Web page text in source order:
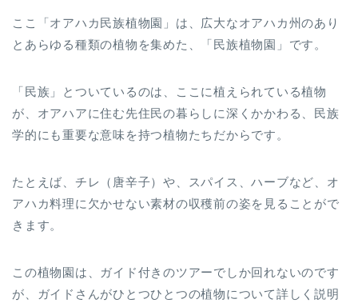
ここ「オアハカ民族植物園」は、広大なオアハカ州のあり
とあらゆる種類の植物を集めた、「民族植物園」です。
「民族」とついているのは、ここに植えられている植物
が、オアハアに住む先住民の暮らしに深くかかわる、民族
学的にも重要な意味を持つ植物たちだからです。
たとえば、チレ（唐辛子）や、スパイス、ハーブなど、オ
アハカ料理に欠かせない素材の収穫前の姿を見ることがで
きます。
この植物園は、ガイド付きのツアーでしか回れないのです
が、ガイドさんがひとつひとつの植物について詳しく説明